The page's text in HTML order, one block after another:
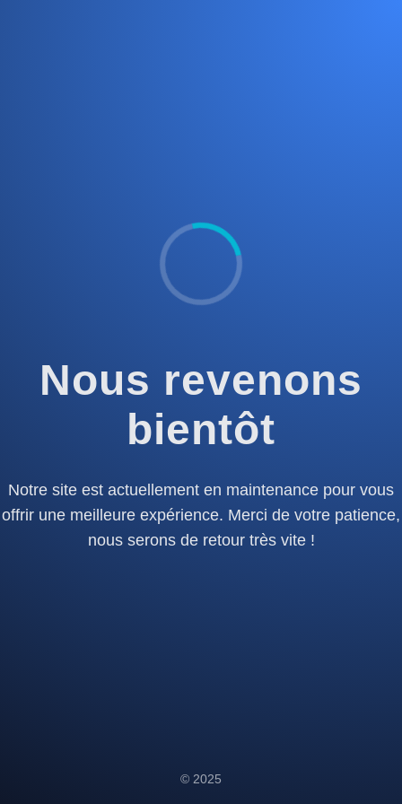
Nous revenons
bientôt
Notre site est actuellement en maintenance pour vous
offrir une meilleure expérience. Merci de votre patience,
nous serons de retour très vite !
© 2025